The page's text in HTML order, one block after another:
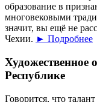
образование в
многовековыми
значит, вы ещё не
Чехии. ► Подробнее
Художественное
Республике
Говорится, что